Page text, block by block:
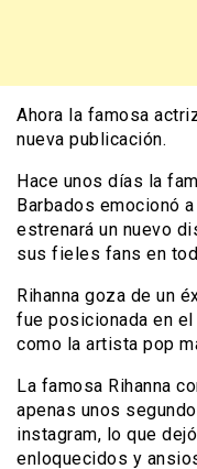
Ahora la famosa
nueva publicación.
Hace unos días la
Barbados emocionó
estrenará un nuevo
sus fieles fans en
Rihanna goza de un
fue posicionada en
como la artista pop
La famosa Rihanna
apenas unos
instagram, lo que
enloquecidos y